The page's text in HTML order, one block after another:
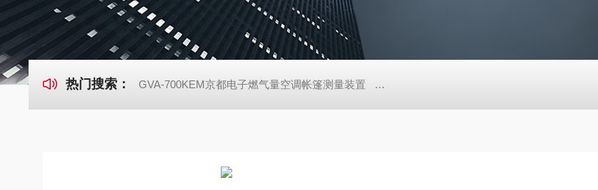
热门搜索： GVA-700KEM京都电子燃气量空调帐篷测量装置 MD-Win日本：KEM京都电子汞测量和控制软件